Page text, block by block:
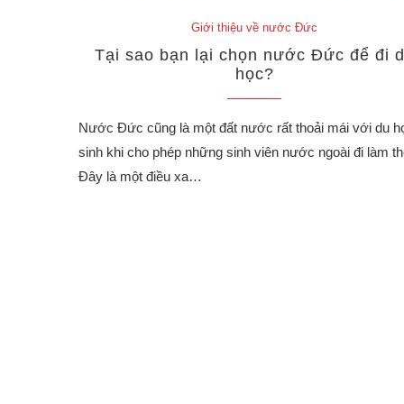
Giới thiệu về nước Đức
Tại sao bạn lại chọn nước Đức để đi
học?
Nước Đức cũng là một đất nước rất thoải mái với du
sinh khi cho phép những sinh viên nước ngoài đi làm
Đây là một điều xa…